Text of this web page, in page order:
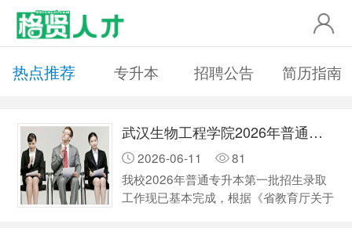
热点推荐 专升本 招聘公告 简历指南
武汉生物工程学院2026年普通专升本补录工作公告
2026-06-11
81
我校2026年普通专升本第一批招生录取
工作现已基本完成，根据《省教育厅关于